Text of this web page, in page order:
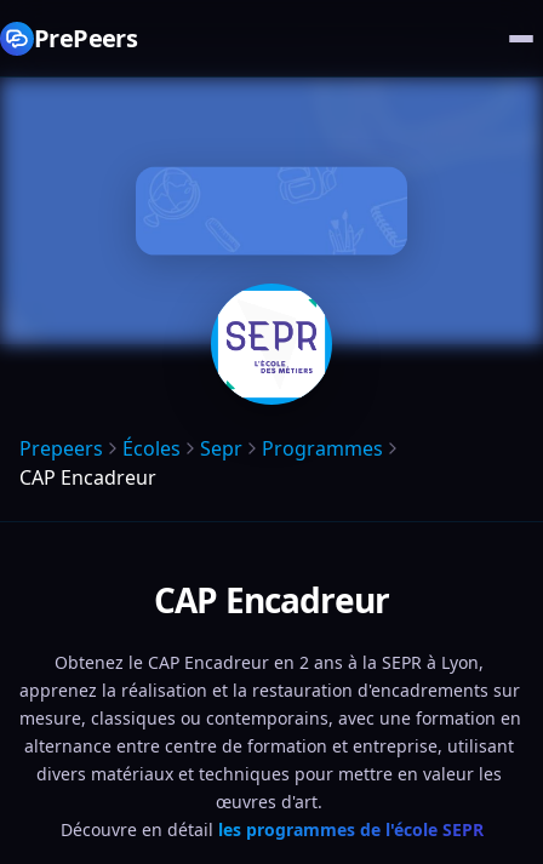
PrePeers
Prepeers Écoles Sepr
Programmes
CAP Encadreur
CAP Encadreur
Obtenez le CAP Encadreur en 2 ans à la SEPR à Lyon,
apprenez la réalisation et la restauration d'encadrements sur
mesure, classiques ou contemporains, avec une formation en
alternance entre centre de formation et entreprise, utilisant
divers matériaux et techniques pour mettre en valeur les
œuvres d'art.
Découvre en détail les programmes de l'école SEPR